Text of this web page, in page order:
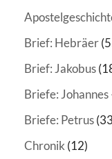
Brief: Hebräer
Brief: Jakobus
Briefe: Johannes
Briefe: Petrus
Chronik(12)